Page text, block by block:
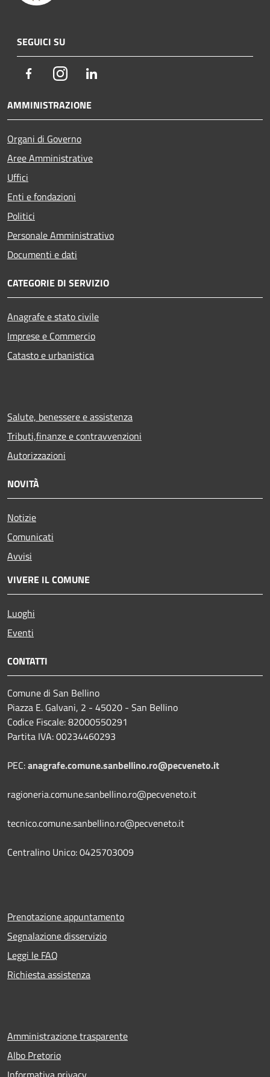
SEGUICI SU
FacebookInstagram
AMMINISTRAZIONE
Organi di Governo
Aree Amministrative
Uffici
Enti e fondazioni
Politici
Personale Amministrativo
Documenti e dati
CATEGORIE DI SERVIZIO
Anagrafe e stato civile
Imprese e Commercio
Catasto e urbanistica
Salute, benessere e assistenza
Tributi,finanze e contravvenzioni
Autorizzazioni
NOVITÀ
Notizie
Comunicati
Avvisi
VIVERE IL COMUNE
Luoghi
Eventi
CONTATTI
Comune di San Bellino
Piazza E. Galvani, 2 - 45020 - San Bellino
Codice Fiscale: 82000550291
Partita IVA: 00234460293
PEC:anagrafe.comune.sanbellino.ro@pecveneto.it
ragioneria.comune.sanbellino.ro@pecveneto.it
tecnico.comune.sanbellino.ro@pecveneto.it
Centralino Unico: 0425703009
Prenotazione appuntamento
Segnalazione disservizio
Leggi le FAQ
Richiesta assistenza
Amministrazione trasparente
Albo Pretorio